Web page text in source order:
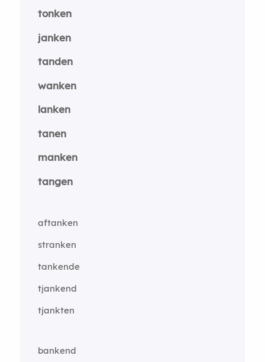
tonken
janken
tanden
wanken
lanken
tanen
manken
tangen
aftanken
stranken
tankende
tjankend
tjankten
bankend